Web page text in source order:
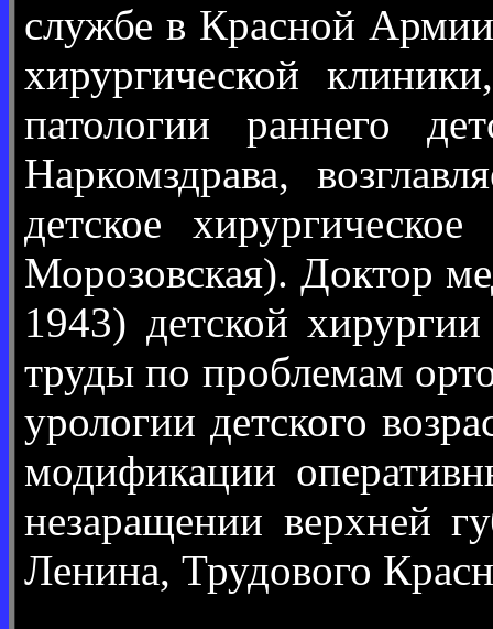
службе в Красной
хирургической
патологии раннего
Наркомздрава,
детское
Морозовская). Доктор
1943) детской
труды по проблемам
урологии детского
модификации
незаращении верхней
Ленина, Трудового